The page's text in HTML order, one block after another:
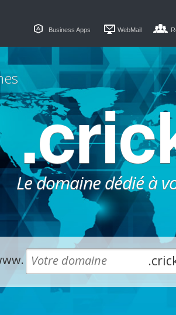
Business Apps WebMail
Le domaine dédié à